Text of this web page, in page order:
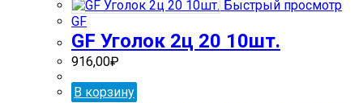
Быстрый просмотр
GF
GF Уголок 2ц 20 10шт.
916,00₽
В корзину